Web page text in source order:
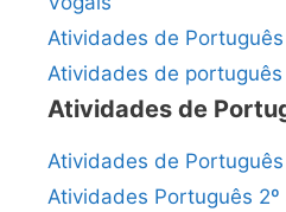
Atividades de Português
Atividades de português
Atividades de
Atividades de
Atividades Português